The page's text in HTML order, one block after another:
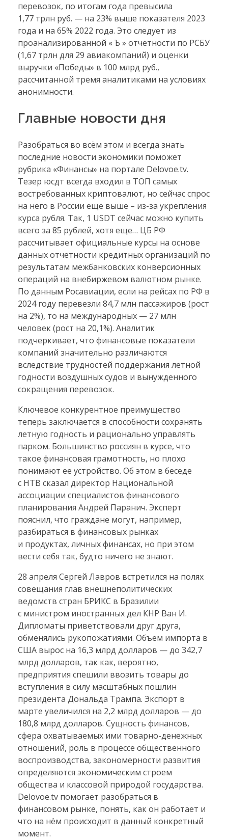
перевозок, по итогам года превысила
1,77 трлн руб. — на 23% выше показателя 2023
года и на 65% 2022 года. Это следует из
проанализированной « Ъ » отчетности по РСБУ
(1,67 трлн для 29 авиакомпаний) и оценки
выручки «Победы» в 100 млрд руб.,
рассчитанной тремя аналитиками на условиях
анонимности.
Главные новости дня
Разобраться во всём этом и всегда знать
последние новости экономики поможет
рубрика «Финансы» на портале Delovoe.tv.
Тезер юсдт всегда входил в ТОП самых
востребованных криптовалют, но сейчас спрос
на него в России еще выше – из-за укрепления
курса рубля. Так, 1 USDT сейчас можно купить
всего за 85 рублей, хотя еще… ЦБ РФ
рассчитывает официальные курсы на основе
данных отчетности кредитных организаций по
результатам межбанковских конверсионных
операций на внебиржевом валютном рынке.
По данным Росавиации, если на рейсах по РФ в
2024 году перевезли 84,7 млн пассажиров (рост
на 2%), то на международных — 27 млн
человек (рост на 20,1%). Аналитик
подчеркивает, что финансовые показатели
компаний значительно различаются
вследствие трудностей поддержания летной
годности воздушных судов и вынужденного
сокращения перевозок.
Ключевое конкурентное преимущество
теперь заключается в способности сохранять
летную годность и рационально управлять
парком. Большинство россиян в курсе, что
такое финансовая грамотность, но плохо
понимают ее устройство. Об этом в беседе
с НТВ сказал директор Национальной
ассоциации специалистов финансового
планирования Андрей Паранич. Эксперт
пояснил, что граждане могут, например,
разбираться в финансовых рынках
и продуктах, личных финансах, но при этом
вести себя так, будто ничего не знают.
28 апреля Сергей Лавров встретился на полях
совещания глав внешнеполитических
ведомств стран БРИКС в Бразилии
с министром иностранных дел КНР Ван И.
Дипломаты приветствовали друг друга,
обменялись рукопожатиями. Объем импорта в
США вырос на 16,3 млрд долларов — до 342,7
млрд долларов, так как, вероятно,
предприятия спешили ввозить товары до
вступления в силу масштабных пошлин
президента Дональда Трампа. Экспорт в
марте увеличился на 2,2 млрд долларов — до
180,8 млрд долларов. Сущность финансов,
сфера охватываемых ими товарно-денежных
отношений, роль в процессе общественного
воспроизводства, закономерности развития
определяются экономическим строем
общества и классовой природой государства.
Delovoe.tv помогает разобраться в
финансовом рынке, понять, как он работает и
что на нём происходит в данный конкретный
момент.